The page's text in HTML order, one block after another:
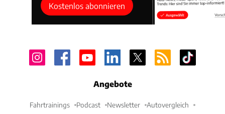
Kostenlos abonnieren
Angebote
Fahrtrainings Podcast Newsletter Autovergleich